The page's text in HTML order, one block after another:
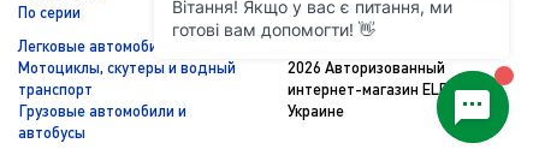
По серии
Легковые автомобили
Мотоциклы, скутеры и водный
транспорт
Грузовые автомобили и
автобусы
Доставка и оплата
Контакты
2026 Авторизованный
интернет-магазин ELF Total в
Украине